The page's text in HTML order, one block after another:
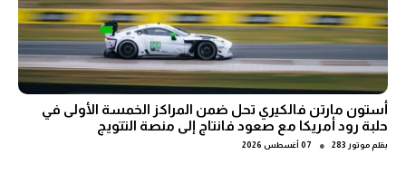
أستون مارتن فالكيري تحل ضمن المراكز الخمسة الأولى في
حلبة رود أمريكا مع صعود فانتاج إلى منصة التتويج
بقلم موتور 283 ● 07 أغسطس 2026